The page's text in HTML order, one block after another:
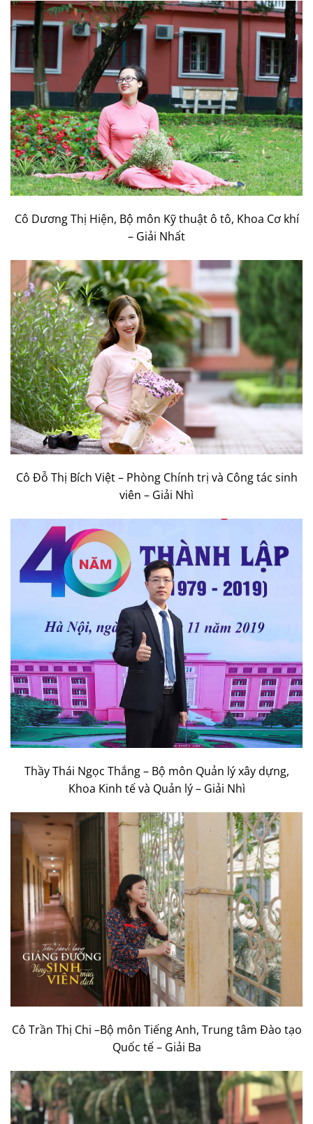
Cô Dương Thị Hiện, Bộ môn Kỹ thuật ô tô, Khoa Cơ khí
– Giải Nhất
Cô Đỗ Thị Bích Việt – Phòng Chính trị và Công tác sinh
viên – Giải Nhì
Thầy Thái Ngọc Thắng – Bộ môn Quản lý xây dựng,
Khoa Kinh tế và Quản lý – Giải Nhì
Cô Trần Thị Chi –Bộ môn Tiếng Anh, Trung tâm Đào tạo
Quốc tế – Giải Ba